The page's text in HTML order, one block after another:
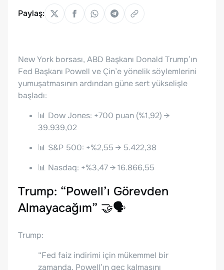
Paylaş:
New York borsası, ABD Başkanı Donald Trump’ın
Fed Başkanı Powell ve Çin’e yönelik söylemlerini
yumuşatmasının ardından güne sert yükselişle
başladı:
📊 Dow Jones: +700 puan (%1,92) →
39.939,02
📊 S&P 500: +%2,55 → 5.422,38
📊 Nasdaq: +%3,47 → 16.866,55
Trump: “Powell’ı Görevden
Almayacağım” 🤝🗣️
Trump:
“Fed faiz indirimi için mükemmel bir
zamanda. Powell’ın geç kalmasını